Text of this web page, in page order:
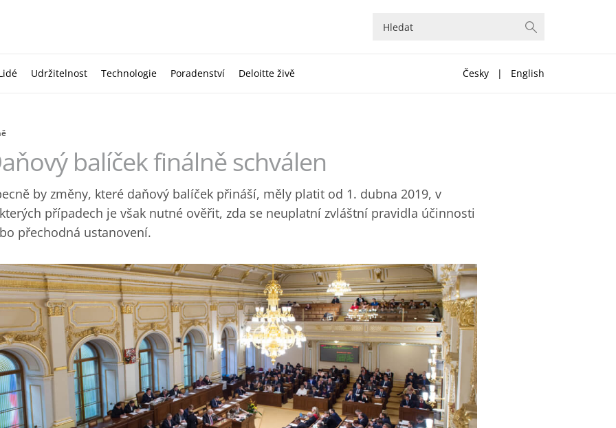
Udržitelnost Technologie Poradenství Deloitte živě Česky | English
balíček finálně schválen
by změny, které daňový balíček přináší, měly platit od 1. dubna 2019, v
případech je však nutné ověřit, zda se neuplatní zvláštní pravidla účinnosti
přechodná ustanovení.